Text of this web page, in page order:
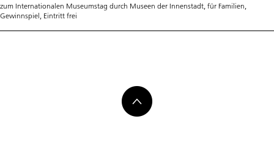
zum Internationalen Museumstag durch Museen der Innenstadt, für Familien,
Gewinnspiel, Eintritt frei